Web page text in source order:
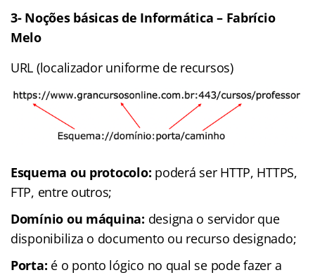
3- Noções básicas de Informática – Fabrício
Melo
URL (localizador uniforme de recursos)
Esquema ou protocolo: poderá ser HTTP, HTTPS,
FTP, entre outros;
Domínio ou máquina: designa o servidor que
disponibiliza o documento ou recurso designado;
Porta: é o ponto lógico no qual se pode fazer a